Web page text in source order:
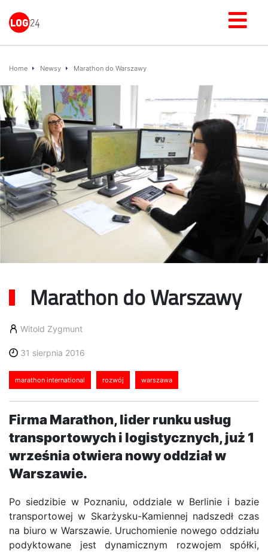
Home Newsy Marathon do Warszawy
Marathon do Warszawy
Witold Zygmunt
31 sierpnia 2016
marathon international rozwój warszawa
Firma Marathon, lider runku usług
transportowych i logistycznych, już 1
września otwiera nowy oddział w
Warszawie.
Po siedzibie w Poznaniu, oddziale w Berlinie i bazie
transportowej w Skarżysku-Kamiennej nadszedł czas
na biuro w Warszawie. Uruchomienie nowego oddziału
podyktowane jest dynamicznym rozwojem spółki,